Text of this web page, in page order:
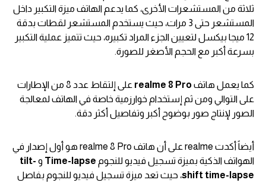
ثلاثة من المستشعرات الأخرى، كما يدعم الهاتف ميزة التكبير داخل
المستشعر حتى 3 مرات، حيث يستخدم المستشعر لقطات بدقة
12 ميجا بيكسل لتعيين الجزء المراد تكبيره، حيث تتميز عملية التكبير
بسرعة أكبر مع الحجم الأصغر للصورة.
كما يعمل هاتفrealme 8 Pro
على إلتقاط عدد 8 من الإطارات
على التوالي ومن ثم إستخدام خوارزمية خاصة في الهاتف لمعالجة
الصور لإنتاج صور بوضوح أكبر وتفاصيل أكثر دقة.
أيضاً أكدت realme على أن هاتف realme 8 Pro هو أول إصدار في
الهواتف الذكية بميزة تسجيل فيديو للنجوم
و tilt-
shift time-lapse، حيث تعد ميزة تسجيل فيديو للنجوم بفاصل